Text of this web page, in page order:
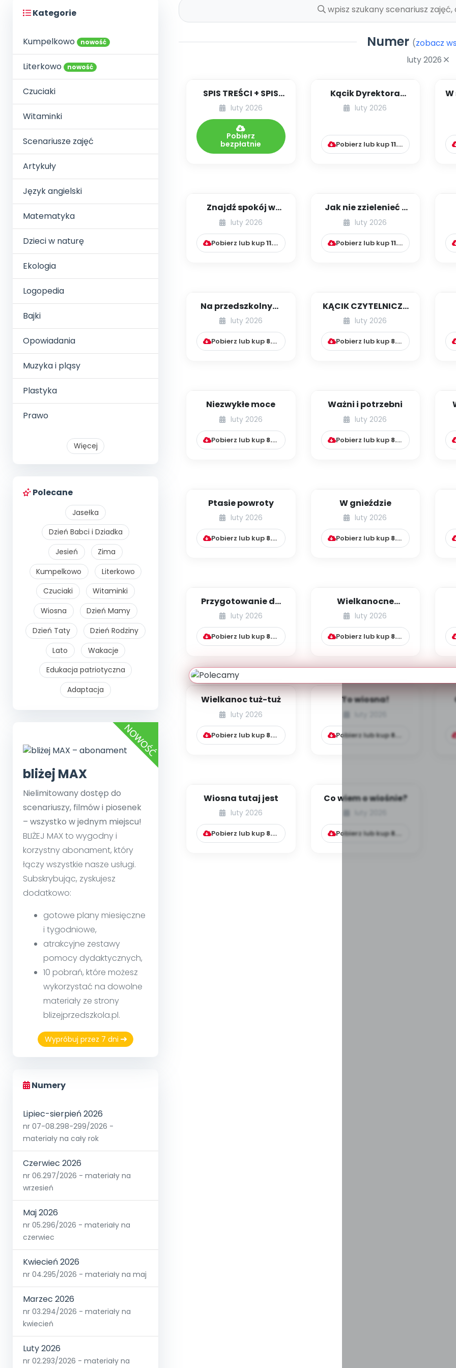
Kategorie
Kumpelkowo nowość
Literkowo nowość
Czuciaki
Witaminki
Scenariusze zajęć
Artykuły
Język angielski
Matematyka
Dzieci w naturę
Ekologia
Logopedia
Bajki
Opowiadania
Muzyka i pląsy
Plastyka
Prawo
Więcej
Polecane
Jasełka
Dzień Babci i Dziadka
Jesień
Zima
Kumpelkowo
Literkowo
Czuciaki
Witaminki
Wiosna
Dzień Mamy
Dzień Taty
Dzień Rodziny
Lato
Wakacje
Edukacja patriotyczna
Adaptacja
bliżej MAX
Nielimitowany dostęp do
scenariuszy, filmów i piosenek
– wszystko w jednym miejscu!
BLIŻEJ MAX to wygodny i
korzystny abonament, który
łączy wszystkie nasze usługi.
Subskrybując, zyskujesz
dodatkowo:
gotowe plany miesięczne
i tygodniowe,
atrakcyjne zestawy
pomocy dydaktycznych,
10 pobrań, które możesz
wykorzystać na dowolne
materiały ze strony
blizejprzedszkola.pl.
Wypróbuj przez 7 dni
Numery
Lipiec-sierpień 2026
nr 07-08.298-299/2026 -
materiały na cały rok
Czerwiec 2026
nr 06.297/2026 - materiały na
wrzesień
Maj 2026
nr 05.296/2026 - materiały na
czerwiec
Kwiecień 2026
nr 04.295/2026 - materiały na maj
Marzec 2026
nr 03.294/2026 - materiały na
kwiecień
Luty 2026
nr 02.293/2026 - materiały na
Numer (zobacz
luty 2026
SPIS TREŚCI + SPIS
POMOCY
DYDAKTYCZNYCH
02.293/2026
luty 2026
Pobierz
bezpłatnie
Kącik Dyrektora
Przedszkola [cz. 6]
luty 2026
Pobierz lub kup11.99 zł
Znajdź spokój w
codzienności
luty 2026
Pobierz lub kup11.99 zł
Jak nie zzielenieć z
zazdrości?
luty 2026
Pobierz lub kup11.99 zł
Na przedszkolnym
dywanie. Marzec
luty 2026
Pobierz lub kup 8.99 zł
KĄCIK CZYTELNICZY
- CO WIDZĘ? CO
SŁYSZĘ? W
TEATRZE....
luty 2026
Pobierz lub kup 8.99 zł
Niezwykłe moce
luty 2026
Pobierz lub kup 8.99 zł
Ważni i potrzebni
luty 2026
Pobierz lub kup 8.99 zł
Ptasie powroty
luty 2026
Pobierz lub kup 8.99 zł
W gnieździe
luty 2026
Pobierz lub kup 8.99 zł
Przygotowanie do
Wielkanocy
luty 2026
Pobierz lub kup 8.99 zł
Wielkanocne
tradycje
luty 2026
Pobierz lub kup 8.99 zł
Wielkanoc tuż-tuż
luty 2026
Pobierz lub kup 8.99 zł
To wiosna!
Pobierz lub kup8.99
Wiosna tutaj jest
luty 2026
Pobierz lub kup 8.99 zł
Co wiem o wiośnie?
Pobierz lub kup8.99